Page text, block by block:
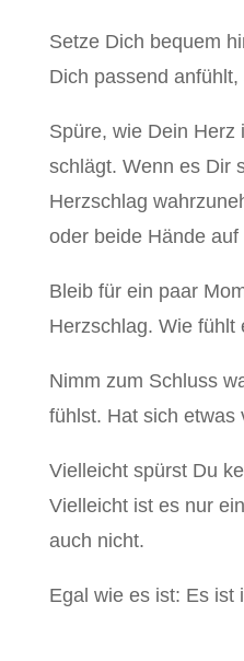
Setze Dich bequem
Dich passend
Spüre, wie Dein Herz
schlägt. Wenn es Dir
Herzschlag
oder beide Hände auf
Bleib für ein paar
Herzschlag. Wie fühlt
Nimm zum Schluss
fühlst. Hat sich etwas
Vielleicht spürst Du
Vielleicht ist es nur
auch nicht.
Egal wie es ist: Es ist